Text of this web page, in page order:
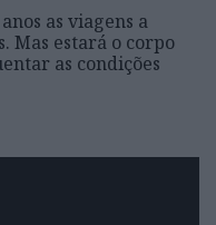
as viagens a
Mas estará o corpo
as condições